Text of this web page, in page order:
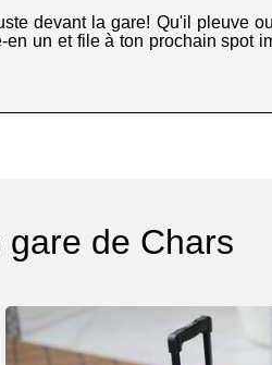
devant la gare! Qu'il pleuve
un et file à ton prochain spot
de Chars